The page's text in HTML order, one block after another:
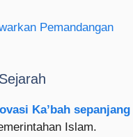
Pemandangan
Ka’bah sepanjang
Islam.